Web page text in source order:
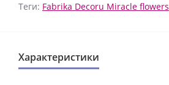
Теги: Fabrika Decoru Miracle flowers
Характеристики